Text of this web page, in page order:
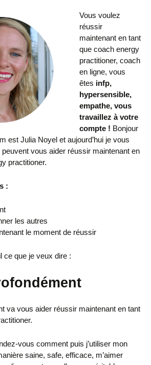
Vous voulez
réussir
maintenant en tant
que coach energy
practitioner, coach
en ligne, vous
êtes infp,
hypersensible,
empathe, vous
travaillez à votre
compte ! Bonjour
est Julia Noyel et aujourd’hui je vous
vous aider réussir maintenant en
practitioner.
:
les autres
le moment de réussir
ce que je veux dire :
va vous aider réussir maintenant en tant
vous comment puis j’utiliser mon
saine, safe, efficace, m’aimer